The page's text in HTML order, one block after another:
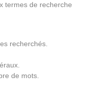
termes de recherche
recherchés.
de mots.